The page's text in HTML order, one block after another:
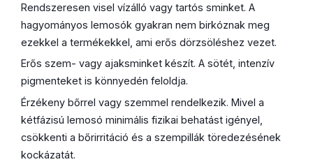
Rendszeresen visel vízálló vagy tartós sminket. A
hagyományos lemosók gyakran nem birkóznak meg
ezekkel a termékekkel, ami erős dörzsöléshez vezet.
Erős szem- vagy ajaksminket készít. A sötét, intenzív
pigmenteket is könnyedén feloldja.
Érzékeny bőrrel vagy szemmel rendelkezik. Mivel a
kétfázisú lemosó minimális fizikai behatást igényel,
csökkenti a bőrirritáció és a szempillák töredezésének
kockázatát.